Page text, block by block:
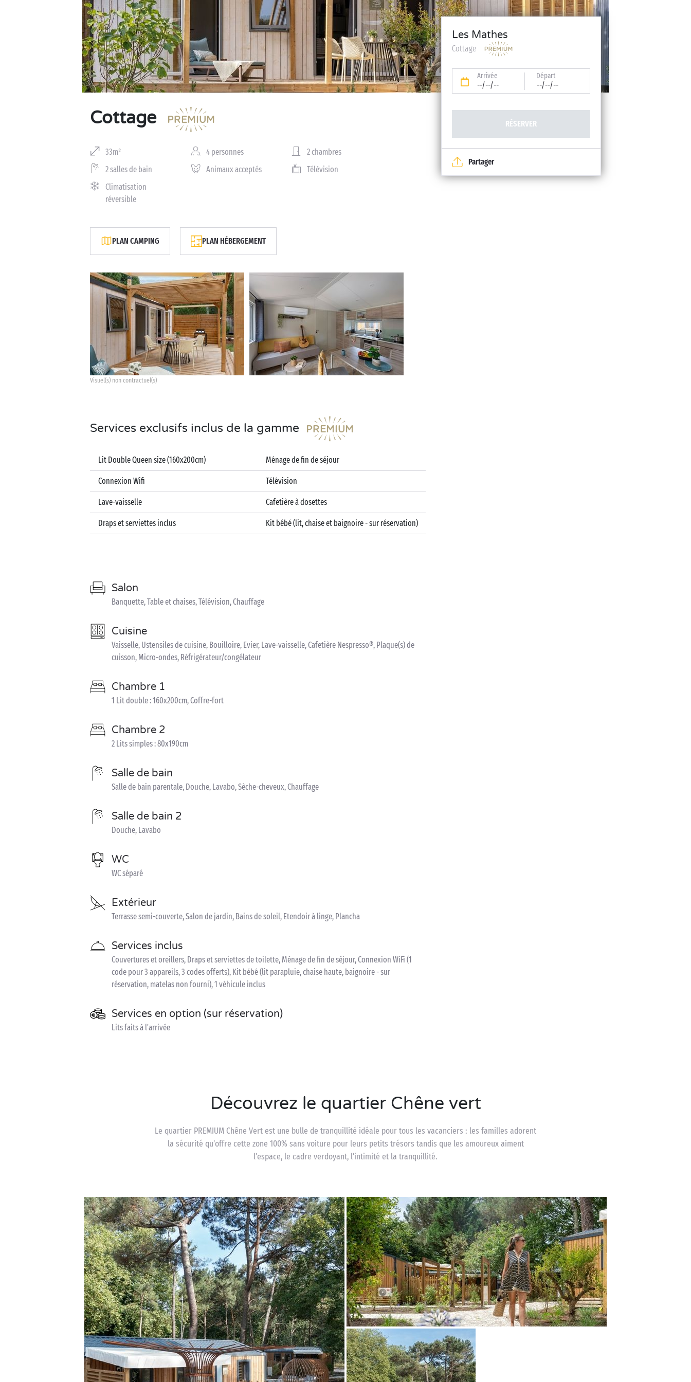
Cottage
33m² 4 personnes
2 chambres
2 salles de bain
Animaux acceptés
Télévision
Climatisation
réversible
PLAN CAMPING PLAN HÉBERGEMENT
Visuel(s) non contractuel(s)
Services exclusifs inclus de la gamme
Lit Double Queen size (160x200cm)
Connexion Wifi
Lave-vaisselle
Draps et serviettes inclus
Ménage de fin de séjour
Télévision
Cafetière à dosettes
Kit bébé (lit, chaise et baignoire - sur réservation)
Salon
Banquette, Table et chaises, Télévision, Chauffage
Cuisine
Vaisselle, Ustensiles de cuisine, Bouilloire, Evier, Lave-vaisselle, Cafetière Nespresso®, Plaque(s) de
cuisson, Micro-ondes, Réfrigérateur/congélateur
Chambre 1
1 Lit double : 160x200cm, Coffre-fort
Chambre 2
2 Lits simples : 80x190cm
Salle de bain
Salle de bain parentale, Douche, Lavabo, Sèche-cheveux, Chauffage
Salle de bain 2
Douche, Lavabo
WC
WC séparé
Extérieur
Terrasse semi-couverte, Salon de jardin, Bains de soleil, Etendoir à linge, Plancha
Services inclus
Couvertures et oreillers, Draps et serviettes de toilette, Ménage de fin de séjour, Connexion WiFi (1
code pour 3 appareils, 3 codes offerts), Kit bébé (lit parapluie, chaise haute, baignoire - sur
réservation, matelas non fourni), 1 véhicule inclus
Services en option (sur réservation)
Lits faits à l'arrivée
Les Mathes
Cottage
Arrivée
--/--/--
Départ
--/--/--
RÉSERVER
Partager
Découvrez le quartier Chêne vert
Le quartier PREMIUM Chêne Vert est une bulle de tranquillité idéale pour tous les vacanciers : les familles adorent
la sécurité qu’offre cette zone 100% sans voiture pour leurs petits trésors tandis que les amoureux aiment
l’espace, le cadre verdoyant, l’intimité et la tranquillité.
Business Village by Sandaya